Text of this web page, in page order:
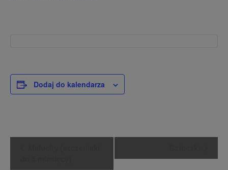
Dodaj do kalendarza